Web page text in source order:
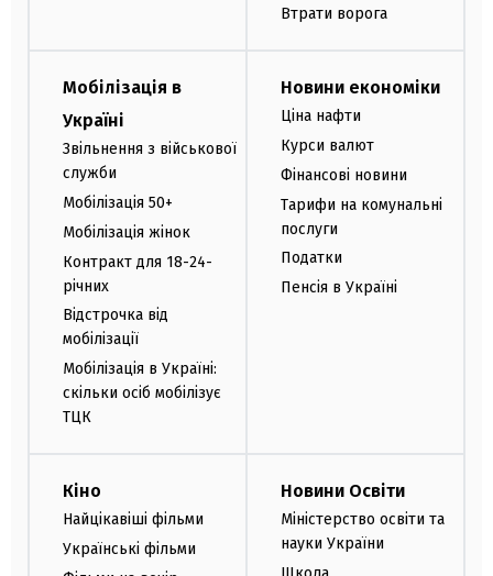
Втрати ворога
Мобілізація в
Україні
Звільнення з військової
служби
Мобілізація 50+
Мобілізація жінок
Контракт для 18-24-
річних
Відстрочка від
мобілізації
Мобілізація в Україні:
скільки осіб мобілізує
ТЦК
Новини економіки
Ціна нафти
Курси валют
Фінансові новини
Тарифи на комунальні
послуги
Податки
Пенсія в Україні
Кіно
Найцікавіші фільми
Українські фільми
Новини Освіти
Міністерство освіти та
науки України